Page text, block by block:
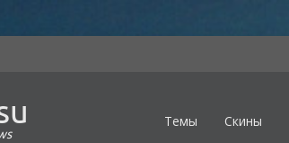
Темы Скины